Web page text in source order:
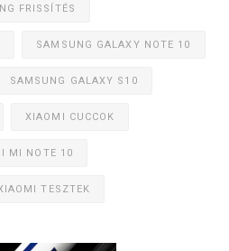
FRISSÍTÉS
SAMSUNG GALAXY NOTE 10
SAMSUNG GALAXY S10
XIAOMI CUCCOK
MI NOTE 10
TESZTEK